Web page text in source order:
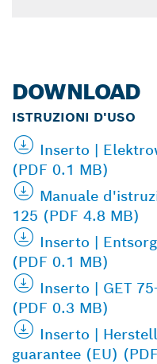
DOWNLOAD
ISTRUZIONI D'USO
Inserto |
(PDF 0.1 MB)
Manuale
125 (PDF 4.8 MB)
Inserto |
(PDF 0.1 MB)
Inserto | GET
(PDF 0.3 MB)
Inserto |
guarantee (EU)